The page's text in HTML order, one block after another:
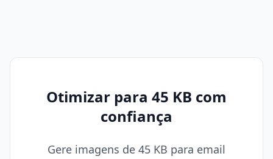
Otimizar para 45 KB com
confiança
Gere imagens de 45 KB para email